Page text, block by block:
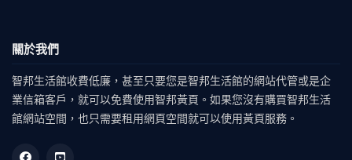
關於我們
智邦生活館收費低廉，甚至只要您是智邦生活館的網站代管或是企
業信箱客戶，就可以免費使用智邦黃頁。如果您沒有購買智邦生活
館網站空間，也只需要租用網頁空間就可以使用黃頁服務。